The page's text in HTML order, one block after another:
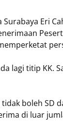
Surabaya Eri
lagi titip KK.
boleh SD
di luar